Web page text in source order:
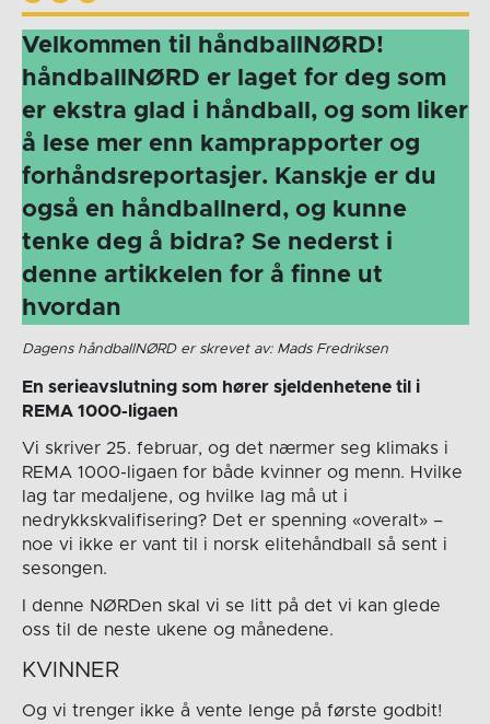
Velkommen til håndballNØRD!
håndballNØRD er laget for deg som
er ekstra glad i håndball, og som liker
å lese mer enn kamprapporter og
forhåndsreportasjer. Kanskje er du
også en håndballnerd, og kunne
tenke deg å bidra? Se nederst i
denne artikkelen for å finne ut
hvordan
Dagens håndballNØRD er skrevet av: Mads Fredriksen
En serieavslutning som hører sjeldenhetene til i
REMA 1000-ligaen
Vi skriver 25. februar, og det nærmer seg klimaks i
REMA 1000-ligaen for både kvinner og menn. Hvilke
lag tar medaljene, og hvilke lag må ut i
nedrykkskvalifisering? Det er spenning «overalt» –
noe vi ikke er vant til i norsk elitehåndball så sent i
sesongen.
I denne NØRDen skal vi se litt på det vi kan glede
oss til de neste ukene og månedene.
KVINNER
Og vi trenger ikke å vente lenge på første godbit!